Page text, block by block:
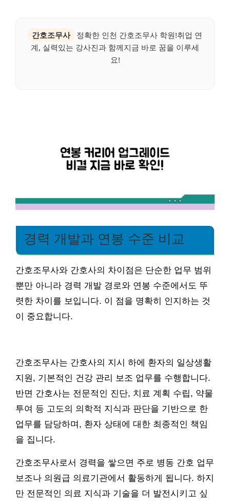
간호조무사
정확한 인천 간호조무사 학원!취업 연
계, 실력있는 강사진과 함께지금 바로 꿈을 이루세
요!
경력 개발과 연봉 수준 비교
간호조무사와 간호사의 차이점은 단순한 업무 범위
뿐만 아니라 경력 개발 경로와 연봉 수준에서도 뚜
렷한 차이를 보입니다. 이 점을 명확히 인지하는 것
이 중요합니다.
간호조무사는 간호사의 지시 하에 환자의 일상생활
지원, 기본적인 건강 관리 보조 업무를 수행합니다.
반면 간호사는 전문적인 진단, 치료 계획 수립, 약물
투여 등 고도의 의학적 지식과 판단을 기반으로 한
업무를 담당하며, 환자 상태에 대한 최종적인 책임
을 집니다.
간호조무사로서 경력을 쌓으면 주로 병동 간호 업무
보조나 의원급 의료기관에서 활동하게 됩니다. 하지
만 전문적인 의료 지식과 기술을 더 발전시키고 싶